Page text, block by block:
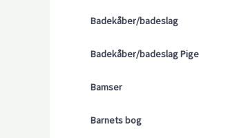
Badekåber/badeslag
Badekåber/badeslag Pige
Bamser
Barnets bog